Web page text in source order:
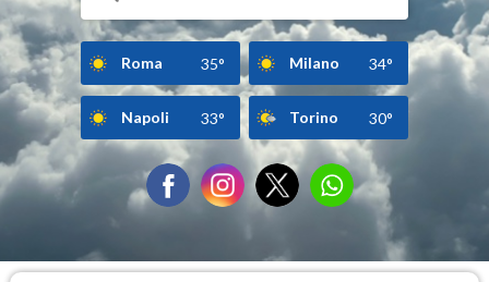
Roma 35° Milano 34°
Napoli 33° Torino 30°